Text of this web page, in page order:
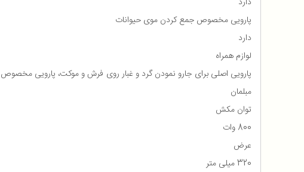
پارویی مخصوص جمع کردن موی حیوانات
دارد
لوازم همراه
پارویی اصلی برای جارو نمودن گرد و غبار روی فرش و موکت، پارویی
مبلمان
توان مکش
800 وات
عرض
320 میلی متر